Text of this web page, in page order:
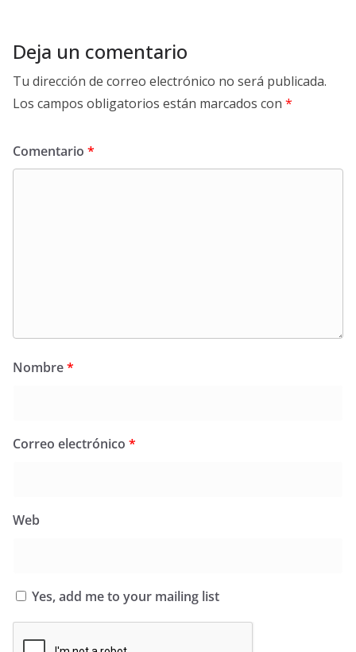
Deja un comentario
Tu dirección de correo electrónico no será publicada.
Los campos obligatorios están marcados con *
Comentario *
Nombre*
Correo electrónico *
Web
Yes, add me to your mailing list